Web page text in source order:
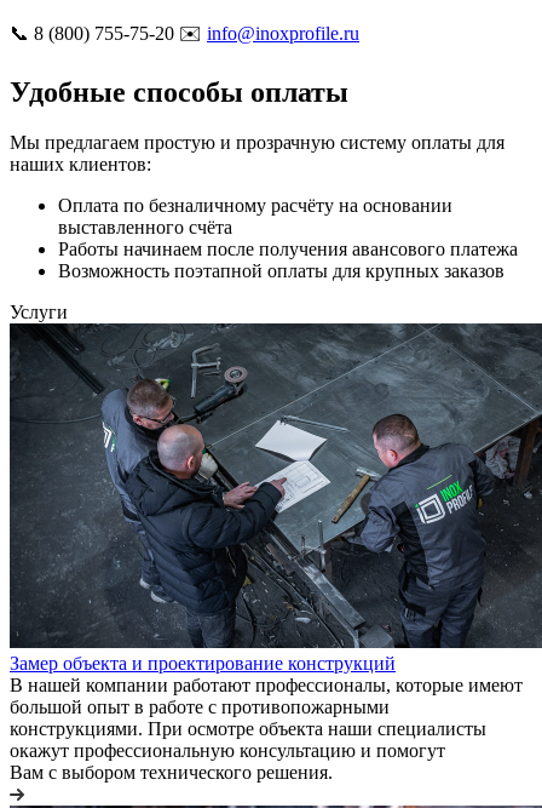
📞 8 (800) 755-75-20 ✉️ info@inoxprofile.ru
Удобные способы оплаты
Мы предлагаем простую и прозрачную систему оплаты для
наших клиентов:
Оплата по безналичному расчёту на основании
выставленного счёта
Работы начинаем после получения авансового платежа
Возможность поэтапной оплаты для крупных заказов
Услуги
Замер объекта и проектирование конструкций
В нашей компании работают профессионалы, которые имеют
большой опыт в работе с противопожарными
конструкциями. При осмотре объекта наши специалисты
окажут профессиональную консультацию и помогут
Вам с выбором технического решения.